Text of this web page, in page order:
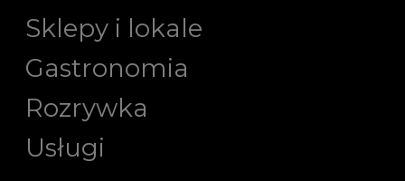
Sklepy i lokale
Gastronomia
Rozrywka
Usługi